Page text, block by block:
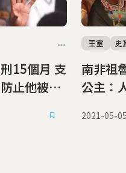
15個月 支
止他被捕
南非祖
公主：
王室 史
2021-05-05